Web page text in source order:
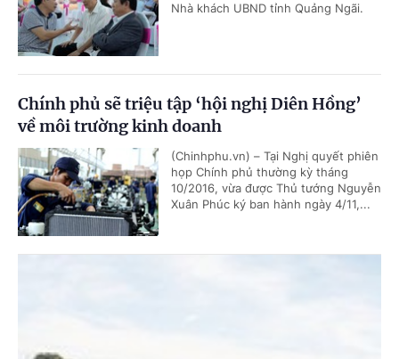
Nhà khách UBND tỉnh Quảng Ngãi.
Chính phủ sẽ triệu tập ‘hội nghị Diên Hồng’
về môi trường kinh doanh
(Chinhphu.vn) – Tại Nghị quyết phiên
họp Chính phủ thường kỳ tháng
10/2016, vừa được Thủ tướng Nguyễn
Xuân Phúc ký ban hành ngày 4/11,...